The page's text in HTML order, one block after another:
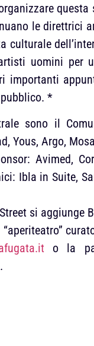
le direttrici
uomini per
importanti
*
sono il
Yous, Argo,
Avimed,
Ibla in Suite,
si aggiunge
o la